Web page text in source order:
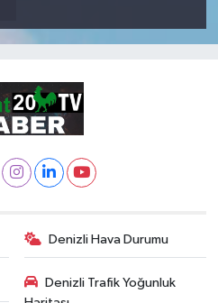
Denizli Hava Durumu
Denizli Trafik Yoğunluk